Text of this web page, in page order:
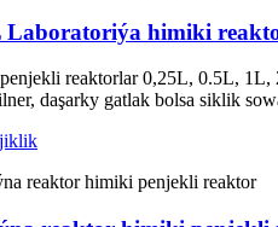
Laboratoriýa himiki
reaktorlar 0,25L, 0.5L, 1L,
daşarky gatlak bolsa siklik